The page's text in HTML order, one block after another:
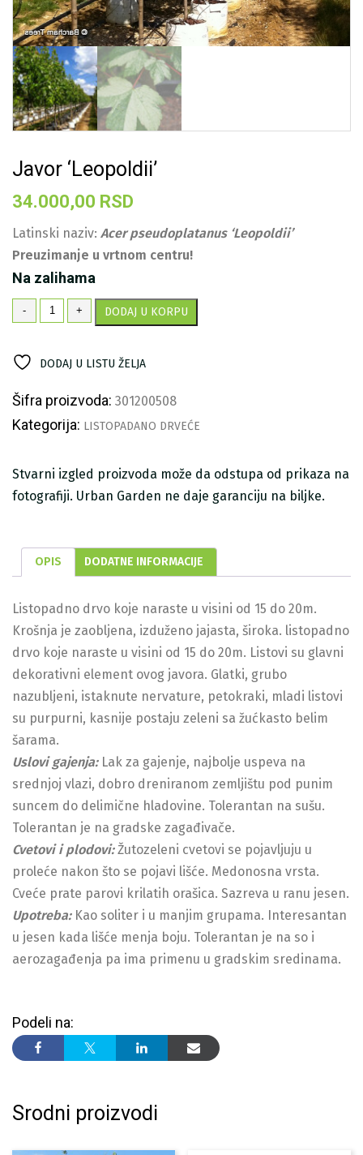
Javor ‘Leopoldii’
34.000,00 RSD
Latinski naziv: Acer pseudoplatanus ‘Leopoldii’
Preuzimanje u vrtnom centru!
Na zalihama
-
Javor
'Leopoldii'
+ DODAJ U KORPU
DODAJ U LISTU ŽELJA
Šifra proizvoda: 301200508
Kategorija: LISTOPADANO DRVEĆE
Stvarni izgled proizvoda može da odstupa od prikaza na
fotografiji. Urban Garden ne daje garanciju na biljke.
OPIS DODATNE INFORMACIJE
Listopadno drvo koje naraste u visini od 15 do 20m.
Krošnja je zaobljena, izduženo jajasta, široka. listopadno
drvo koje naraste u visini od 15 do 20m. Listovi su glavni
dekorativni element ovog javora. Glatki, grubo
nazubljeni, istaknute nervature, petokraki, mladi listovi
su purpurni, kasnije postaju zeleni sa žućkasto belim
šarama.
Uslovi gajenja:Lak za gajenje, najbolje uspeva na
srednjoj vlazi, dobro dreniranom zemljištu pod punim
suncem do delimične hladovine. Tolerantan na sušu.
Tolerantan je na gradske zagađivače.
Cvetovi i plodovi:Žutozeleni cvetovi se pojavljuju u
proleće nakon što se pojavi lišće. Medonosna vrsta.
Cveće prate parovi krilatih orašica. Sazreva u ranu jesen.
Upotreba: Kao soliter i u manjim grupama. Interesantan
u jesen kada lišće menja boju. Tolerantan je na so i
aerozagađenja pa ima primenu u gradskim sredinama.
Podeli na:
Srodni proizvodi